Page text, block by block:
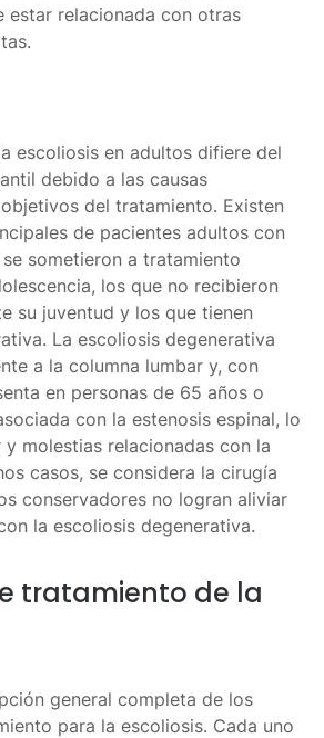
estar relacionada con otras
escoliosis en adultos difiere del
debido a las causas
del tratamiento. Existen
de pacientes adultos con
sometieron a tratamiento
los que no recibieron
su juventud y los que tienen
La escoliosis degenerativa
a la columna lumbar y, con
en personas de 65 años o
con la estenosis espinal, lo
molestias relacionadas con la
casos, se considera la cirugía
conservadores no logran aliviar
la escoliosis degenerativa.
tratamiento de la
general completa de los
para la escoliosis. Cada uno